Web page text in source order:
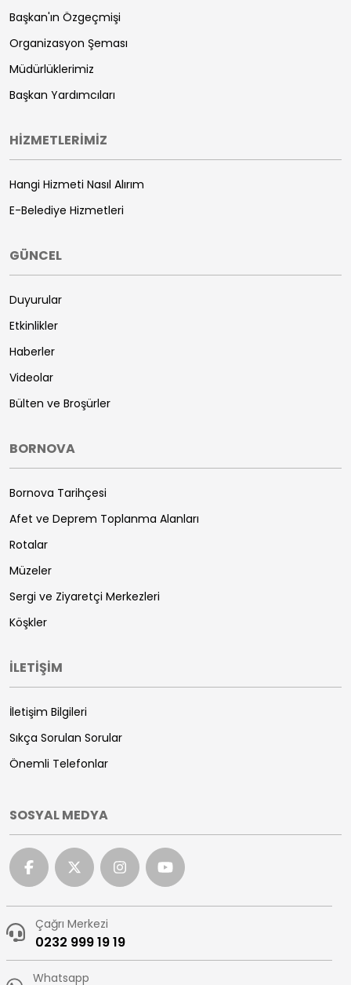
Başkan'ın Özgeçmişi
Organizasyon Şeması
Müdürlüklerimiz
Başkan Yardımcıları
HİZMETLERİMİZ
Hangi Hizmeti Nasıl Alırım
E-Belediye Hizmetleri
GÜNCEL
Duyurular
Etkinlikler
Haberler
Videolar
Bülten ve Broşürler
BORNOVA
Bornova Tarihçesi
Afet ve Deprem Toplanma Alanları
Rotalar
Müzeler
Sergi ve Ziyaretçi Merkezleri
Köşkler
İLETİŞİM
İletişim Bilgileri
Sıkça Sorulan Sorular
Önemli Telefonlar
SOSYAL MEDYA
Çağrı Merkezi
0232 999 19 19
Whatsapp